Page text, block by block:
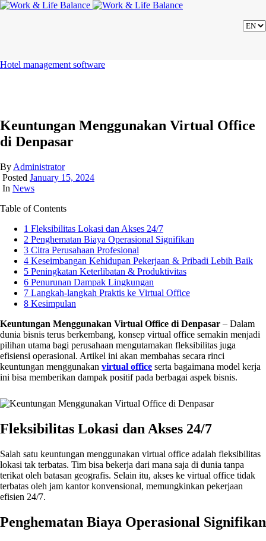
Hotel management software
Keuntungan Menggunakan Virtual Office
di Denpasar
By Administrator
Posted January 15, 2024
In News
Table of Contents
1 Fleksibilitas Lokasi dan Akses 24/7
2 Penghematan Biaya Operasional Signifikan
3 Citra Perusahaan Profesional
4 Keseimbangan Kehidupan Pekerjaan & Pribadi Lebih Baik
5 Peningkatan Keterlibatan & Produktivitas
6 Penurunan Dampak Lingkungan
7 Langkah-langkah Praktis ke Virtual Office
8 Kesimpulan
Keuntungan Menggunakan Virtual Office di Denpasar – Dalam
dunia bisnis terus berkembang, konsep virtual office semakin menjadi
pilihan utama bagi perusahaan mengutamakan fleksibilitas juga
efisiensi operasional. Artikel ini akan membahas secara rinci
keuntungan menggunakan virtual office serta bagaimana model kerja
ini bisa memberikan dampak positif pada berbagai aspek bisnis.
Fleksibilitas Lokasi dan Akses 24/7
Salah satu keuntungan menggunakan virtual office adalah fleksibilitas
lokasi tak terbatas. Tim bisa bekerja dari mana saja di dunia tanpa
terikat oleh batasan geografis. Selain itu, akses ke virtual office tidak
terbatas oleh jam kantor konvensional, memungkinkan pekerjaan
efisien 24/7.
Penghematan Biaya Operasional Signifikan